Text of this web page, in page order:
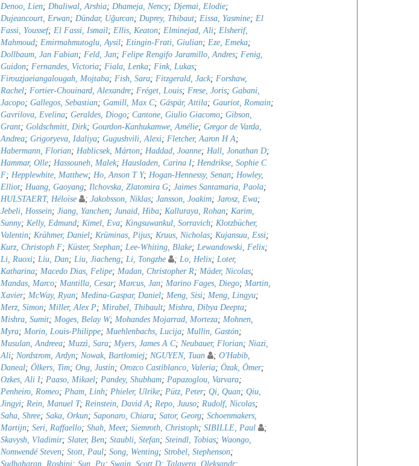
Denoo, Lien; Dhaliwal, Arshia; Dhameja, Nency; Djemai, Elodie;
Dujeancourt, Erwan; Dündar, Uǧurcan; Duprey, Thibaut; Eissa, Yasmine; El
Fassi, Youssef; El Fassi, Ismail; Ellis, Keaton; Elminejad, Ali; Elsherif,
Mahmoud; Emirmahmutoglu, Aysil; Etingin-Frati, Giulian; Eze, Emeka;
Dollbaum, Jan Fabian; Feld, Jan; Felipe Rengifo Jaramillo, Andres; Fenig,
Guidon; Fernandes, Victoria; Fiala, Lenka; Fink, Lukas;
Firouzjaeiangalougah, Mojtaba; Fish, Sara; Fitzgerald, Jack; Forshaw,
Rachel; Fortier-Chouinard, Alexandre; Fréget, Louis; Frese, Joris; Gabani,
Jacopo; Gallegos, Sebastian; Gamill, Max C; Gáspár, Attila; Gauriot, Romain;
Gavrilova, Evelina; Geraldes, Diogo; Cantone, Giulio Giacomo; Gibson,
Grant; Goldschmitt, Dirk; Gourdon-Kanhukamwe, Amélie; Gregor de Varda,
Andrea; Grigoryeva, Idaliya; Gugushvili, Alexi; Fletcher, Aaron H A;
Habermann, Florian; Hablicsek, Márton; Haddad, Joanne; Hall, Jonathan D;
Hammar, Olle; Hassouneh, Malek; Hausladen, Carina I; Hendrikse, Sophie C
F; Hepplewhite, Matthew; Ho, Anson T Y; Hogan-Hennessy, Senan; Howley,
Elliot; Huang, Gaoyang; Ilchovska, Zlatomira G; Jaimes Santamaria, Paola;
HULSTAERT, Héloïse
; Jakobsson, Niklas; Jansson, Joakim; Jarosz, Ewa;
Jebeli, Hossein; Jiang, Yanchen; Junaid, Hiba; Kalluraya, Rohan; Karim,
Sunny; Kelly, Edmund; Kimel, Eva; Kingsuwankul, Sorravich; Klotzbücher,
Valentin; Krähmer, Daniel; Krūminas, Pijus; Kruus, Nicholas; Kujansuu, Essi;
Kurz, Christoph F; Küster, Stephan; Lee-Whiting, Blake; Lewandowski, Felix;
Li, Ruoxi; Liu, Dan; Liu, Jiacheng; Li, Tongzhe ; Lo, Helix; Loter,
Katharina; Macedo Dias, Felipe; Madan, Christopher R; Mäder, Nicolas;
Mandas, Marco; Mantilla, Cesar; Marcus, Jan; Marino Fages, Diego; Martin,
Xavier; McWay, Ryan; Medina-Gaspar, Daniel; Meng, Sisi; Meng, Lingyu;
Merz, Simon; Miller, Alex P; Mirabel, Thibault; Mishra, Dibya Deepta;
Mishra, Sumit; Moges, Belay W; Mohandes Mojarrad, Morteza; Mohnen,
Myra; Morin, Louis-Philippe; Muehlenbachs, Lucija; Mullin, Gastón;
Musulan, Andreea; Muzzì, Sara; Myers, James A C; Neubauer, Florian; Niazi,
Ali; Nordstrom, Ardyn; Nowak, Bartłomiej; NGUYEN, Tuan ; O'Habib,
Daneal; Ölkers, Tim; Ong, Justin; Orozco Castiblanco, Valeria; Özak, Ömer;
Ozkes, Ali I; Paaso, Mikael; Pandey, Shubham; Papazoglou, Varvara;
Penheiro, Romeo; Pham, Linh; Phieler, Ulrike; Pütz, Peter; Qi, Quan; Qiu,
Jingyi; Rein, Manuel T; Reinstein, David A; Repo, Juuso; Rudolf, Nicolas;
Saha, Shree; Saka, Orkun; Saponaro, Chiara; Sator, Georg; Schoenmakers,
Martijn; Seri, Raffaello; Shah, Meet; Siemroth, Christoph; SIBILLE, Paul
;
Skavysh, Vladimir; Slater, Ben; Staubli, Stefan; Steindl, Tobias; Waongo,
Nomwendé Steven; Stott, Paul; Song, Wenting; Strobel, Stephenson;
Sudhaharan, Roshini; Sun, Pu; Swain, Scott D; Talavera, Oleksandr;